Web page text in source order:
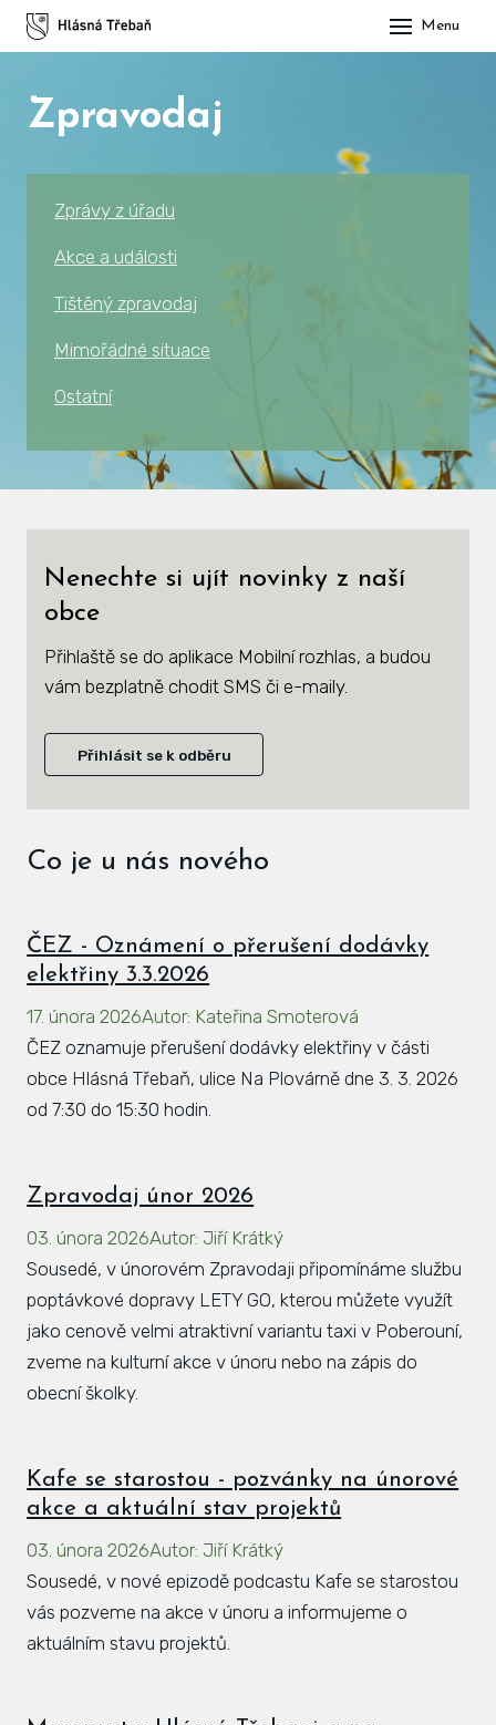
Menu
Zpravodaj
Zprávy z úřadu
Akce a události
Tištěný zpravodaj
Mimořádné situace
Ostatní
Nenechte si ujít novinky z naší
obce
Přihlaště se do aplikace Mobilní rozhlas, a budou
vám bezplatně chodit SMS či e-maily.
Přihlásit se k odběru
Co je u nás nového
ČEZ - Oznámení o přerušení dodávky
elektřiny 3.3.2026
17. února 2026Autor: Kateřina Smoterová
ČEZ oznamuje přerušení dodávky elektřiny v části
obce Hlásná Třebaň, ulice Na Plovárně dne 3. 3. 2026
od 7:30 do 15:30 hodin.
Zpravodaj únor 2026
03. února 2026Autor: Jiří Krátký
Sousedé, v únorovém Zpravodaji připomínáme službu
poptávkové dopravy LETY GO, kterou můžete využít
jako cenově velmi atraktivní variantu taxi v Poberouní,
zveme na kulturní akce v únoru nebo na zápis do
obecní školky.
Kafe se starostou - pozvánky na únorové
akce a aktuální stav projektů
03. února 2026Autor: Jiří Krátký
Sousedé, v nové epizodě podcastu Kafe se starostou
vás pozveme na akce v únoru a informujeme o
aktuálním stavu projektů.